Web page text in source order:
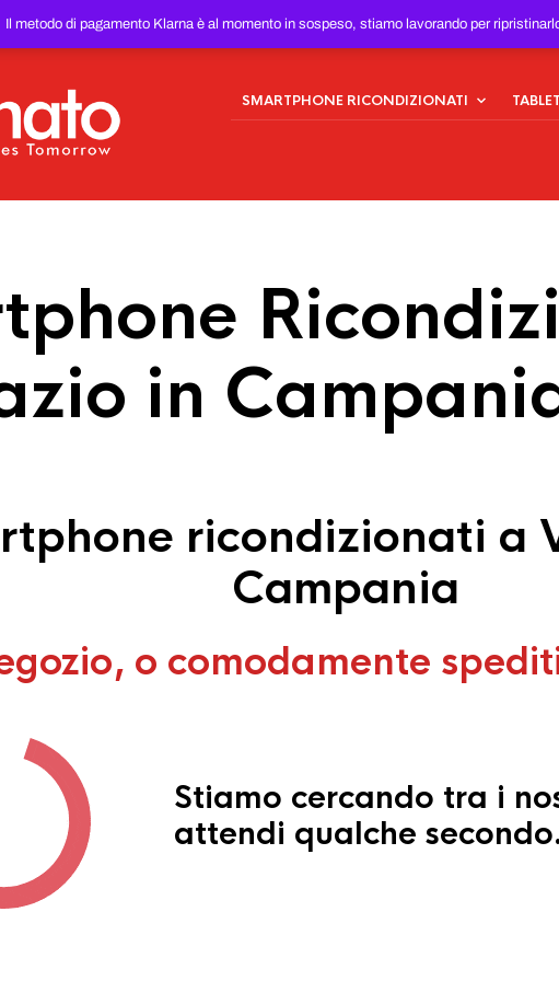
Il metodo di pagamento Klarna è al momento in sospeso, stiamo lavorando per
SMARTPHONE RICONDIZIONATI
in
ricondizionati a
Campania
o comodamente
Stiamo cercando tra i
attendi qualche